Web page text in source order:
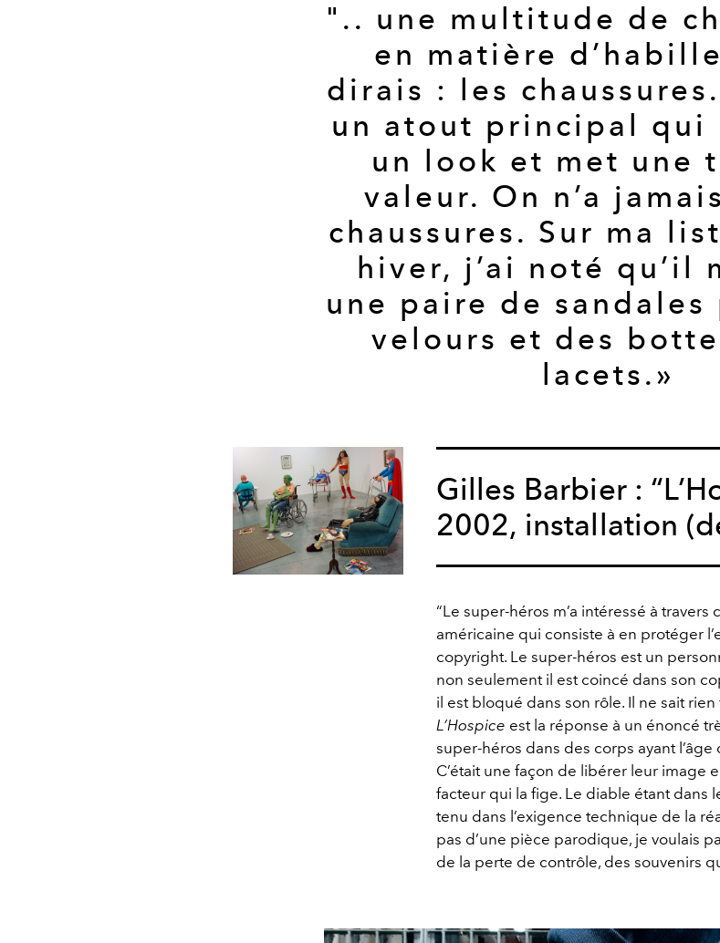
".. une multitude de
en matière
dirais : les
un atout principal qui
un look et met une
valeur. On n’a
chaussures. Sur ma
hiver, j’ai noté qu’il
une paire de sandales
velours et des
lacets.»
Gilles Barbier :
2002, installation
“Le super-héros m’a intéressé à travers
américaine qui consiste à en protéger
copyright. Le super-héros est un
non seulement il est coincé dans son
il est bloqué dans son rôle. Il ne sait rien
L’Hospice est la réponse à un énoncé
super-héros dans des corps ayant
C’était une façon de libérer leur image
facteur qui la fige. Le diable étant dans
tenu dans l’exigence technique de la
pas d’une pièce parodique, je voulais
de la perte de contrôle, des souvenirs